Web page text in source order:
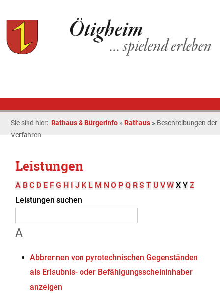
Sie sind hier: Rathaus & Bürgerinfo » Rathaus » Beschreibungen der
Verfahren
Leistungen
A B C D E F G H I J K L M N O P Q R S T U V W X Y Z
Leistungen suchen
A
Abbrennen von pyrotechnischen Gegenständen
als Erlaubnis- oder Befähigungsscheininhaber
anzeigen